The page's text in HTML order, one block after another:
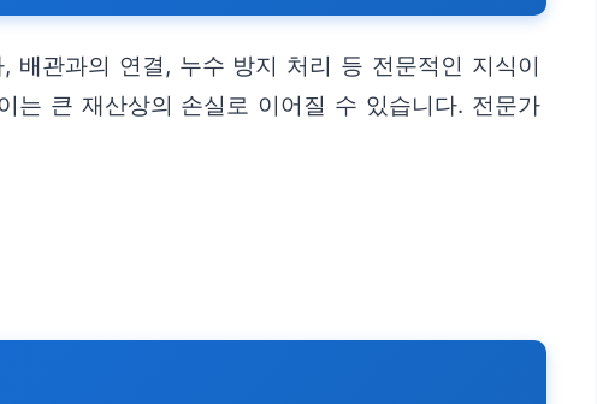
관과의 연결, 누수 방지 처리 등 전문적인 지식이
는 큰 재산상의 손실로 이어질 수 있습니다. 전문가